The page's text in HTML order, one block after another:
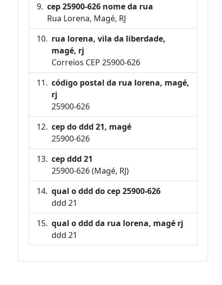
cep 25900-626 nome da rua
Rua Lorena, Magé, RJ
rua lorena, vila da liberdade,
magé, rj
Correios CEP 25900-626
código postal da rua lorena, magé,
rj
25900-626
cep do ddd 21, magé
25900-626
cep ddd 21
25900-626 (Magé, RJ)
qual o ddd do cep 25900-626
ddd 21
qual o ddd da rua lorena, magé rj
ddd 21